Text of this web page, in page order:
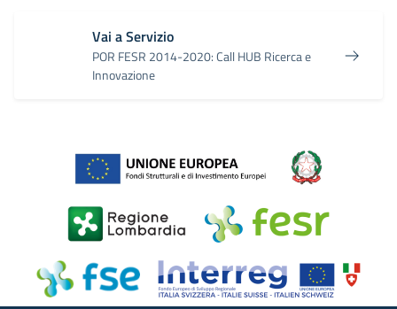
Vai a Servizio
POR FESR 2014-2020: Call HUB Ricerca e
Innovazione